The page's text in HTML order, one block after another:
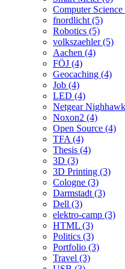
Computer Science
fnordlicht (5)
Robotics (5)
volkszaehler (5)
Aachen (4)
FÖJ (4)
Geocaching (4)
Job (4)
LED (4)
Netgear
Noxon2 (4)
Open Source (4)
TFA (4)
Thesis (4)
3D (3)
3D Printing (3)
Cologne (3)
Darmstadt (3)
Dell (3)
elektro-camp (3)
HTML (3)
Politics (3)
Portfolio (3)
Travel (3)